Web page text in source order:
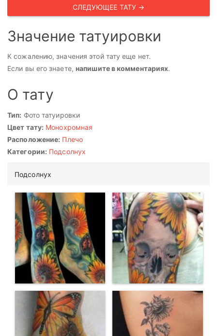
СЛЕДУЮЩЕЕ ТАТУ →
Значение татуировки
К сожалению, значения этой тату еще нет.
Если вы его знаете, напишите в комментариях.
О тату
Тип: Фото татуировки
Цвет тату: Монохромная
Расположение: Плечо
Категории: Подсолнух
Подсолнух